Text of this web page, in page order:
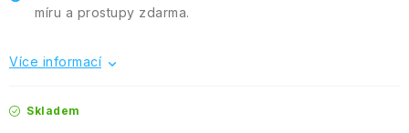
míru a prostupy zdarma.
Více informací
Skladem